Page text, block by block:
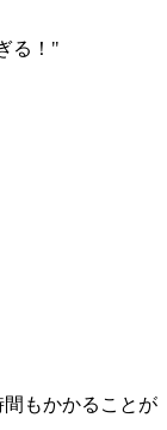
る！"
間もかかることが